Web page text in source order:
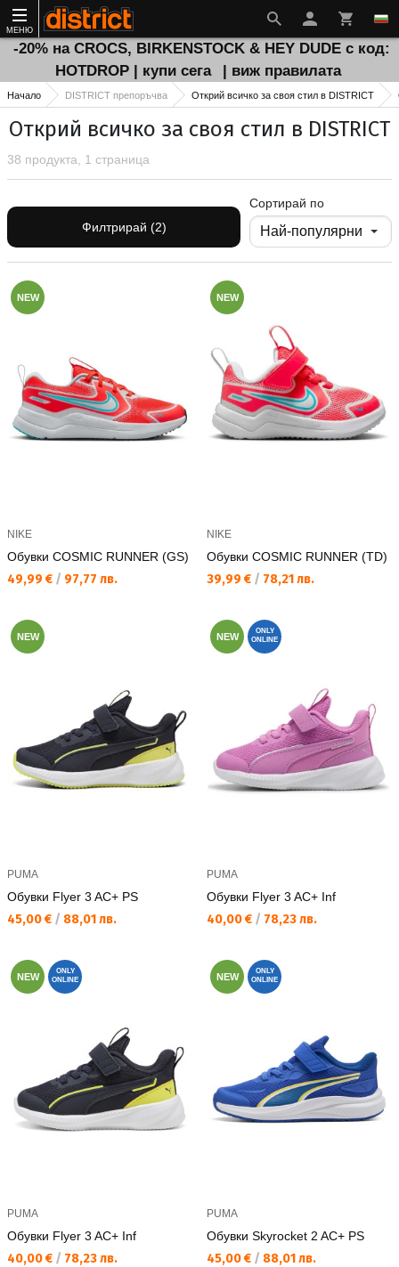
МЕНЮ
-20% на CROCS, BIRKENSTOCK & HEY DUDE с код:
HOTDROP | купи сега
| виж правилата
Начало DISTRICT препоръчва Открий всичко за своя стил в DISTRICT
Открий всичко за своя стил в DISTRICT
38 продукта, 1 страница
Филтрирай (2)
Сортирай по
NEW
NIKE
Обувки COSMIC RUNNER (GS)
Текуща цена:
49,99 € / 97,77 лв.
NEW
NIKE
Обувки COSMIC RUNNER (TD)
Текуща цена:
39,99 € / 78,21 лв.
NEW
PUMA
Обувки Flyer 3 AC+ PS
Текуща цена:
45,00 € / 88,01 лв.
NEW
ONLY
ONLINE
PUMA
Обувки Flyer 3 AC+ Inf
Текуща цена:
40,00 € / 78,23 лв.
NEW
ONLY
ONLINE
PUMA
Обувки Flyer 3 AC+ Inf
Текуща цена:
40,00 € / 78,23 лв.
NEW
ONLY
ONLINE
PUMA
Обувки Skyrocket 2 AC+ PS
Текуща цена:
45,00 € / 88,01 лв.